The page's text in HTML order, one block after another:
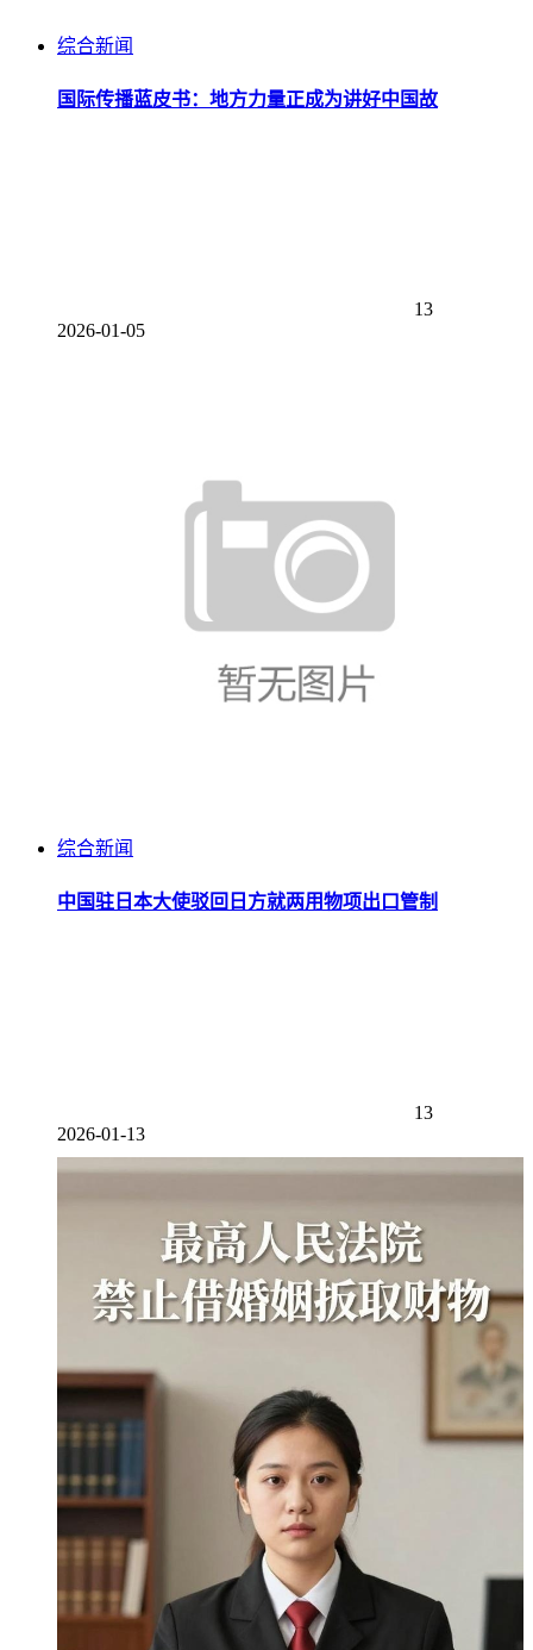
综合新闻
国际传播蓝皮书：地方力量正成为讲好中国故
13
2026-01-05
综合新闻
中国驻日本大使驳回日方就两用物项出口管制
13
2026-01-13